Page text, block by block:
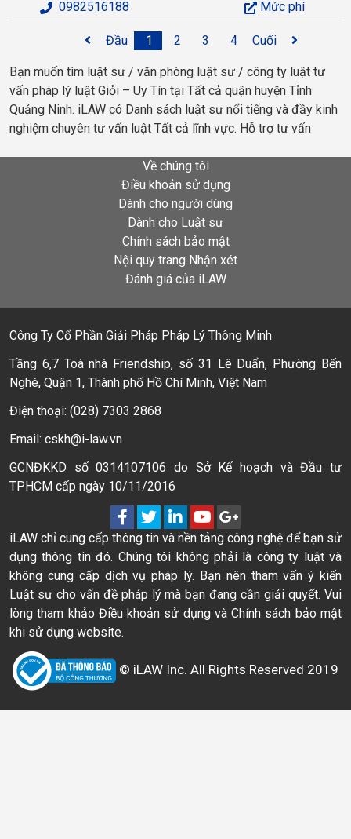
0982516188 Mức phí
Đầu 1 2 3 4 Cuối
Bạn muốn tìm luật sư / văn phòng luật sư / công ty luật tư
vấn pháp lý luật Giỏi – Uy Tín tại Tất cả quận huyện Tỉnh
Quảng Ninh. iLAW có Danh sách luật sư nổi tiếng và đầy kinh
nghiệm chuyên tư vấn luật Tất cả lĩnh vực. Hỗ trợ tư vấn
Về chúng tôi
Điều khoản sử dụng
Dành cho người dùng
Dành cho Luật sư
Chính sách bảo mật
Nội quy trang Nhận xét
Đánh giá của iLAW
Công Ty Cổ Phần Giải Pháp Pháp Lý Thông Minh
Tầng 6,7 Toà nhà Friendship, số 31 Lê Duẩn, Phường Bến
Nghé, Quận 1, Thành phố Hồ Chí Minh, Việt Nam
Điện thoại: (028) 7303 2868
Email: cskh@i-law.vn
GCNĐKKD số 0314107106 do Sở Kế hoạch và Đầu tư
TPHCM cấp ngày 10/11/2016
iLAW chỉ cung cấp thông tin và nền tảng công nghệ để bạn sử
dụng thông tin đó. Chúng tôi không phải là công ty luật và
không cung cấp dịch vụ pháp lý. Bạn nên tham vấn ý kiến
Luật sư cho vấn đề pháp lý mà bạn đang cần giải quyết. Vui
lòng tham khảo Điều khoản sử dụng và Chính sách bảo mật
khi sử dụng website.
© iLAW Inc. All Rights Reserved 2019